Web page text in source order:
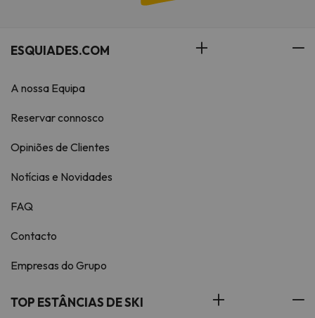
ESQUIADES.COM
A nossa Equipa
Reservar connosco
Opiniões de Clientes
Notícias e Novidades
FAQ
Contacto
Empresas do Grupo
TOP ESTÂNCIAS DE SKI